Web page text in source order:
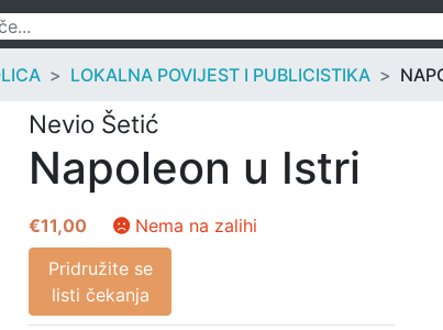
LOKALNA POVIJEST I PUBLICISTIKA
Nevio Šetić
Napoleon u Istri
€11,00
Nema na zalihi
Pridružite se
listi čekanja